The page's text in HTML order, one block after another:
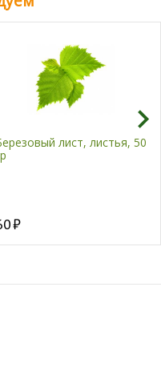
лист, листья, 50